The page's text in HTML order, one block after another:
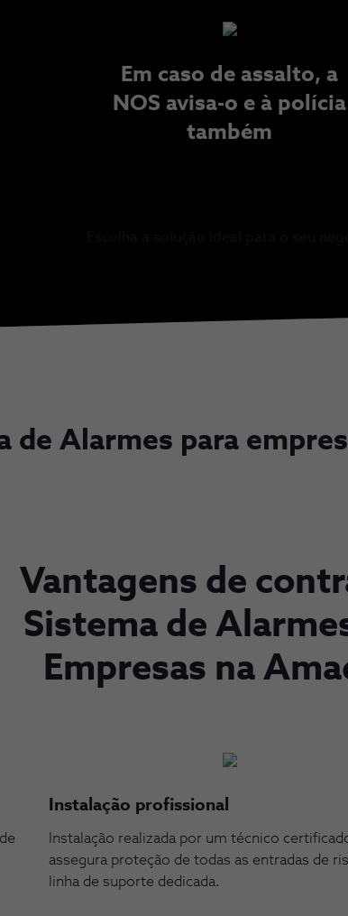
Em caso de assalto, a
NOS avisa-o e à polícia
também​
de Alarmes para
Vantagens de
Sistema de
Empresas na
Instalação profissional
Instalação realizada por um técnico
assegura proteção de todas as entradas de
linha de suporte dedicada.